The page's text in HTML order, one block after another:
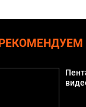
РЕКОМЕНДУЕМ